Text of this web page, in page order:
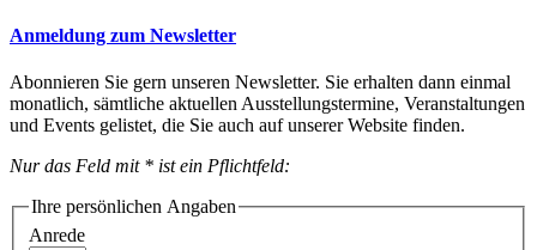
Anmeldung zum Newsletter
Abonnieren Sie gern unseren Newsletter. Sie erhalten dann einmal
monatlich, sämtliche aktuellen Ausstellungstermine, Veranstaltungen
und Events gelistet, die Sie auch auf unserer Website finden.
Nur das Feld mit * ist ein Pflichtfeld:
Ihre persönlichen Angaben
Anrede